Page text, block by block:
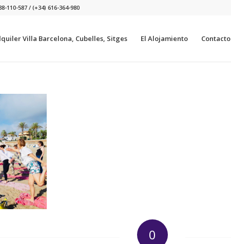
587 / (+34) 616-364-980
Villa Barcelona, Cubelles, Sitges El Alojamiento Contacto
0